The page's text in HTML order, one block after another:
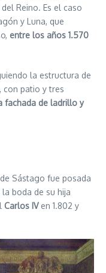
Reino. Es el caso
y Luna, que
entre los años 1.570
la estructura de
con patio y tres
fachada de ladrillo y
Sástago fue posada
boda de su hija
Carlos IVen 1.802 y